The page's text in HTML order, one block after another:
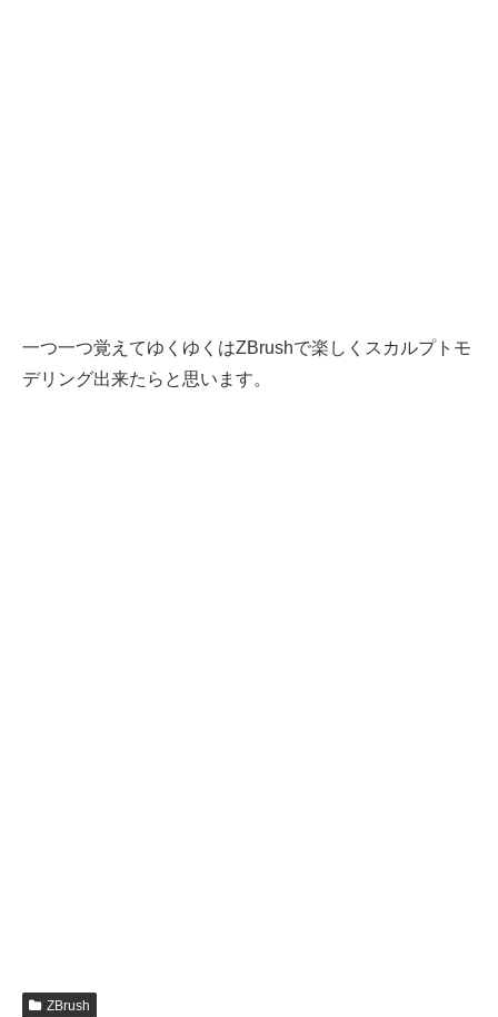
一つ一つ覚えてゆくゆくはZBrushで楽しくスカルプトモ
デリング出来たらと思います。
ZBrush